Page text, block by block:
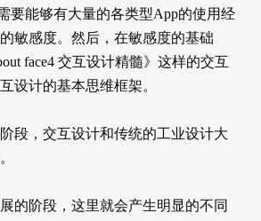
要能够有大量的各类型App的使用经
敏感度。然后，在敏感度的基础
face4 交互设计精髓》这样的交互
设计的基本思维框架。
段，交互设计和传统的工业设计大
的阶段，这里就会产生明显的不同